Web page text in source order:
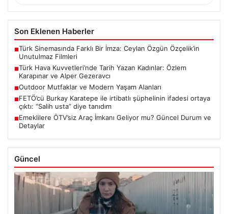
Son Eklenen Haberler
■Türk Sinemasında Farklı Bir İmza: Ceylan Özgün Özçelik’in
Unutulmaz Filmleri
■Türk Hava Kuvvetleri’nde Tarih Yazan Kadınlar: Özlem
Karapınar ve Alper Gezeravcı
■Outdoor Mutfaklar ve Modern Yaşam Alanları
■FETÖ’cü Burkay Karatepe ile irtibatlı şüphelinin ifadesi ortaya
çıktı: “Salih usta” diye tanıdım
■Emeklilere ÖTV’siz Araç İmkanı Geliyor mu? Güncel Durum ve
Detaylar
Güncel